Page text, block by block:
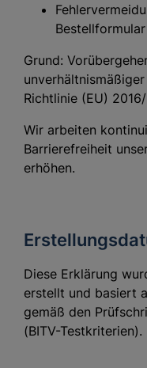
Grund:
Richtlinie (EU)
Wir arbeiten
Barrierefreiheit
erhöhen.
Diese Erklärung
erstellt und basiert
gemäß den
(BITV-Testkriterien).